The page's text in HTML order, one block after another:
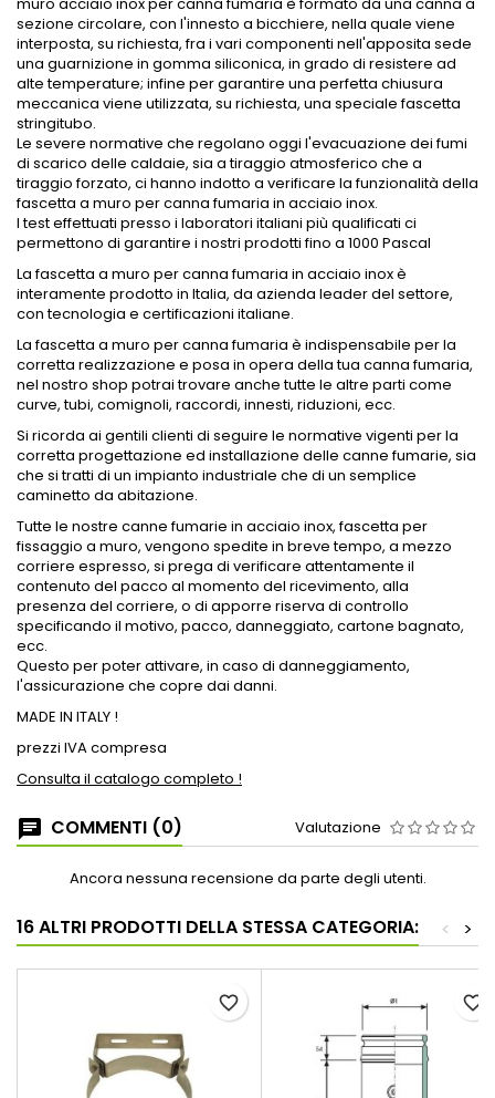
sezione circolare, con l'innesto a bicchiere, nella quale viene
interposta, su richiesta, fra i vari componenti nell'apposita sede
una guarnizione in gomma siliconica, in grado di resistere ad
alte temperature; infine per garantire una perfetta chiusura
meccanica viene utilizzata, su richiesta, una speciale fascetta
stringitubo.
Le severe normative che regolano oggi l'evacuazione dei fumi
di scarico delle caldaie, sia a tiraggio atmosferico che a
tiraggio forzato, ci hanno indotto a verificare la funzionalità della
fascetta a muro per canna fumaria in acciaio inox.
I test effettuati presso i laboratori italiani più qualificati ci
permettono di garantire i nostri prodotti fino a 1000 Pascal
La fascetta a muro per canna fumaria in acciaio inox è
interamente prodotto in Italia, da azienda leader del settore,
con tecnologia e certificazioni italiane.
La fascetta a muro per canna fumaria è indispensabile per la
corretta realizzazione e posa in opera della tua canna fumaria,
nel nostro shop potrai trovare anche tutte le altre parti come
curve, tubi, comignoli, raccordi, innesti, riduzioni, ecc.
Si ricorda ai gentili clienti di seguire le normative vigenti per la
corretta progettazione ed installazione delle canne fumarie, sia
che si tratti di un impianto industriale che di un semplice
caminetto da abitazione.
Tutte le nostre canne fumarie in acciaio inox, fascetta per
fissaggio a muro, vengono spedite in breve tempo, a mezzo
corriere espresso, si prega di verificare attentamente il
contenuto del pacco al momento del ricevimento, alla
presenza del corriere, o di apporre riserva di controllo
specificando il motivo, pacco, danneggiato, cartone bagnato,
ecc.
Questo per poter attivare, in caso di danneggiamento,
l'assicurazione che copre dai danni.
MADE IN ITALY !
prezzi IVA compresa
Consulta il catalogo completo !
COMMENTI (0) Valutazione
Ancora nessuna recensione da parte degli utenti.
16 ALTRI PRODOTTI DELLA STESSA CATEGORIA: >
<
favorite_border favorite_border